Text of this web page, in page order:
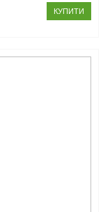
КУПИТИ